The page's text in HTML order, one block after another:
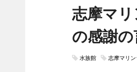
志摩マ
の感謝
水族館 志摩マリン